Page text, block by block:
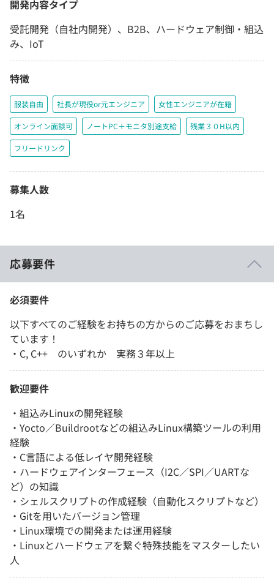
開発内容タイプ
受託開発（自社内開発）、B2B、ハードウェア制御・組込
み、IoT
特徴
服装自由 社長が現役or元エンジニア 女性エンジニアが在籍
オンライン面談可 ノートPC＋モニタ別途支給 残業３０H以内
フリードリンク
募集人数
1名
応募要件
必須要件
以下すべてのご経験をお持ちの方からのご応募をおまちし
ています！
・C, C++ のいずれか 実務３年以上
歓迎要件
・組込みLinuxの開発経験
・Yocto／Buildrootなどの組込みLinux構築ツールの利用
経験
・C言語による低レイヤ開発経験
・ハードウェアインターフェース（I2C／SPI／UARTな
ど）の知識
・シェルスクリプトの作成経験（自動化スクリプトなど）
・Gitを用いたバージョン管理
・Linux環境での開発または運用経験
・Linuxとハードウェアを繋ぐ特殊技能をマスターしたい
人